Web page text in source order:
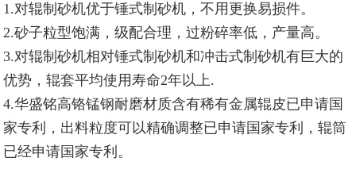
1.对辊制砂机优于锤式制砂机，不用更换易损件。
2.砂子粒型饱满，级配合理，过粉碎率低，产量高。
3.对辊制砂机相对锤式制砂机和冲击式制砂机有巨大的
优势，辊套平均使用寿命2年以上.
4.华盛铭高铬锰钢耐磨材质含有稀有金属辊皮已申请国
家专利，出料粒度可以精确调整已申请国家专利，辊筒
已经申请国家专利。